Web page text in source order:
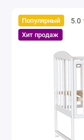
Популярный
Хит продаж
5.0